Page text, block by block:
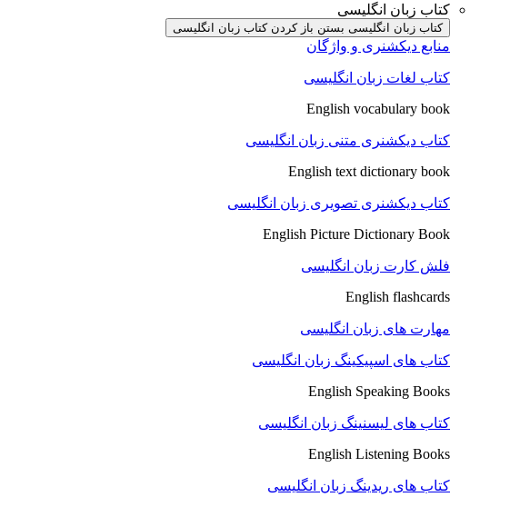
کتاب زبان انگلیسی
کتاب زبان انگلیسی بستن باز کردن کتاب زبان انگلیسی
منابع دیکشنری و واژگان
کتاب لغات زبان انگلیسی
English vocabulary book
کتاب دیکشنری متنی زبان انگلیسی
English text dictionary book
کتاب دیکشنری تصویری زبان انگلیسی
English Picture Dictionary Book
فلش کارت زبان انگلیسی
English flashcards
مهارت های زبان انگلیسی
کتاب های اسپیکینگ زبان انگلیسی
English Speaking Books
کتاب های لیسنینگ زبان انگلیسی
English Listening Books
کتاب های ریدینگ زبان انگلیسی